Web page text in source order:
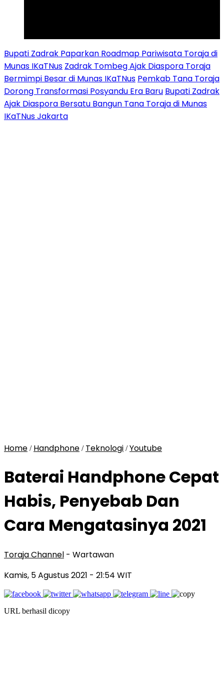
Bupati Zadrak Paparkan Roadmap Pariwisata Toraja di
Munas IKaTNus Zadrak Tombeg Ajak Diaspora Toraja
Bermimpi Besar di Munas IKaTNus Pemkab Tana Toraja
Dorong Transformasi Posyandu Era Baru Bupati Zadrak
Ajak Diaspora Bersatu Bangun Tana Toraja di Munas
IKaTNus Jakarta
Home / Handphone / Teknologi /Youtube
Baterai Handphone Cepat
Habis, Penyebab Dan
Cara Mengatasinya 2021
Toraja Channel - Wartawan
Kamis, 5 Agustus 2021 - 21:54 WIT
URL berhasil dicopy